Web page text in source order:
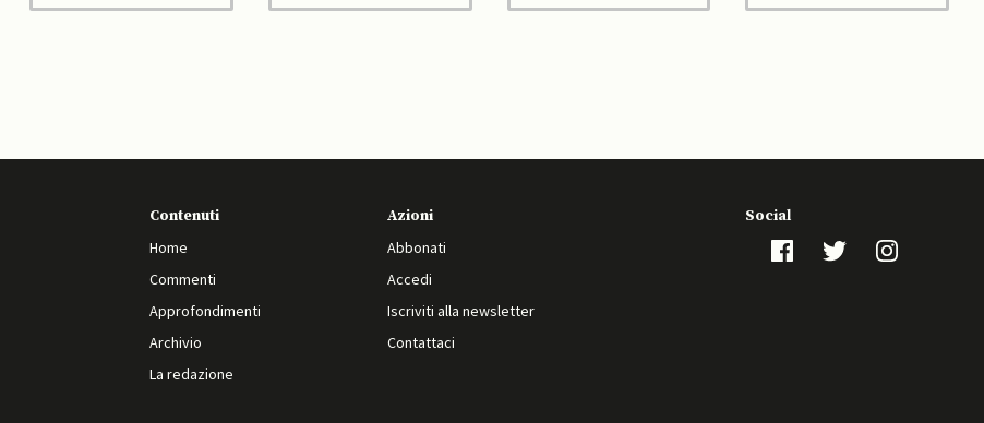
Contenuti
Home
Commenti
Approfondimenti
Archivio
La redazione
Azioni
Abbonati
Accedi
Iscriviti alla newsletter
Contattaci
Social